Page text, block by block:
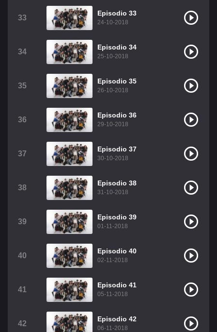
33
Episodio 33
24-10-2018
34
Episodio 34
25-10-2018
35
Episodio 35
26-10-2018
36
Episodio 36
29-10-2018
37
Episodio 37
30-10-2018
38
Episodio 38
31-10-2018
39
Episodio 39
01-11-2018
40
Episodio 40
02-11-2018
41
Episodio 41
05-11-2018
42
Episodio 42
06-11-2018